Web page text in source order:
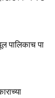
पालिकाच पा